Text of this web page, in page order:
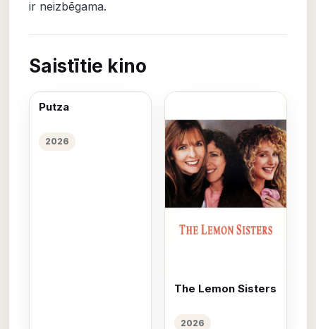
ir neizbēgama.
Saistītie kino
Putza
2026
The Lemon Sisters
2026